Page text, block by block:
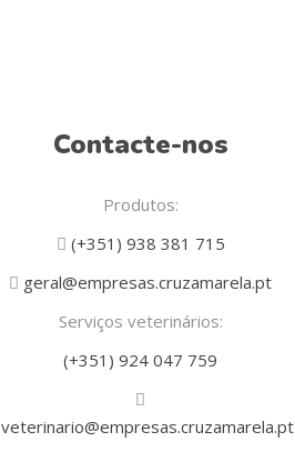
Contacte-nos
Produtos:
(+351) 938 381 715
geral@empresas.cruzamarela.pt
Serviços veterinários:
(+351) 924 047 759
veterinario@empresas.cruzamarela.pt